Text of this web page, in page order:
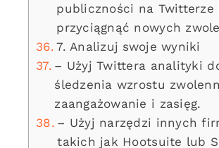
publiczności na Twitterze
przyciągnąć nowych
7. Analizuj swoje wyniki
– Użyj Twittera analityki
śledzenia wzrostu
zaangażowanie i zasięg.
– Użyj narzędzi innych
takich jak Hootsuite lub